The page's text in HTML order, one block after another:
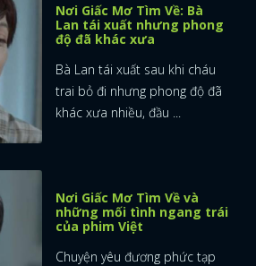
Nơi Giấc Mơ Tìm Về: Bà
Lan tái xuất nhưng phong
độ đã khác xưa
Bà Lan tái xuất sau khi cháu
trai bỏ đi nhưng phong độ đã
khác xưa nhiều, đầu ...
Nơi Giấc Mơ Tìm Về và
những mối tình ngang trái
của phim Việt
Chuyện yêu đương phức tạp